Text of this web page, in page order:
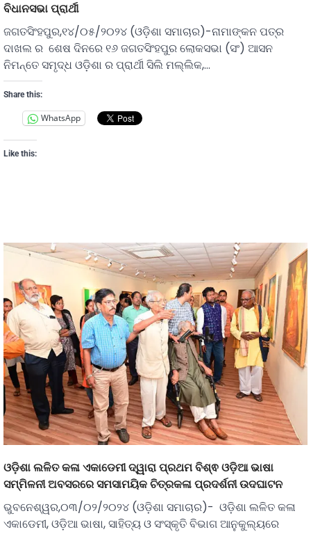
ବିଧାନସଭା ପ୍ରାର୍ଥୀ
ଜଗତସିଂହପୁର,୧୪/୦୫/୨୦୨୪ (ଓଡ଼ିଶା ସମାଚାର)-ନାମାଙ୍କନ ପତ୍ର
ଦାଖଲ ର ଶେଷ ଦିନରେ ୧୬ ଜଗତସିଂହପୁର ଲୋକସଭା (ସଂ) ଆସନ
ନିମନ୍ତେ ସମୃଦ୍ଧ ଓଡ଼ିଶା ର ପ୍ରାର୍ଥୀ ସିଲି ମଲ୍ଲିକ,…
Share this:
WhatsApp
Like this:
ଓଡ଼ିଶା ଲଳିତ କଳା ଏକାଡେମୀ ଦ୍ୱାରା ପ୍ରଥମ ବିଶ୍ଵ ଓଡ଼ିଆ ଭାଷା
ସମ୍ମିଳନୀ ଅବସରରେ ସମସାମୟିକ ଚିତ୍ରକଳା ପ୍ରଦର୍ଶନୀ ଉଦଘାଟନ
ଭୁବନେଶ୍ୱର,୦୩/୦୨/୨୦୨୪ (ଓଡ଼ିଶା ସମାଚାର)- ଓଡ଼ିଶା ଲଳିତ କଳା
ଏକାଡେମୀ, ଓଡ଼ିଆ ଭାଷା, ସାହିତ୍ୟ ଓ ସଂସ୍କୃତି ବିଭାଗ ଆନୁକୁଲ୍ୟରେ